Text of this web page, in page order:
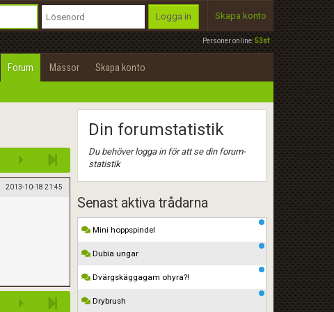
Personer online:53st
Logga in Skapa konto
Forum Mässor Skapa konto
2013-10-18 21:45
Din forumstatistik
Du behöver logga in för att se din forum-
statistik
Senast aktiva trådarna
Mini hoppspindel
Dubia ungar
Dvärgskäggagam ohyra?!
Drybrush